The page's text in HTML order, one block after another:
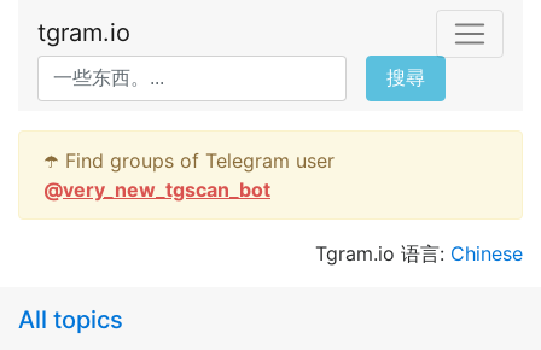
tgram.io
搜尋
☂️ Find groups of Telegram user
@very_new_tgscan_bot
Tgram.io 语言: Chinese
All topics